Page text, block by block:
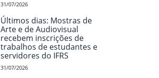
31/07/2026
Últimos dias: Mostras de
Arte e de Audiovisual
recebem inscrições de
trabalhos de estudantes e
servidores do IFRS
31/07/2026